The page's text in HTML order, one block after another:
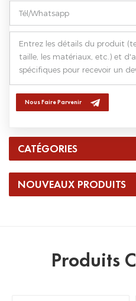
Nous Faire Parvenir
CATÉGORIES
NOUVEAUX PRODUITS
Produits